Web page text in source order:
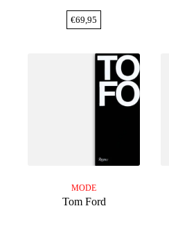
€69,95
MODE
Tom Ford